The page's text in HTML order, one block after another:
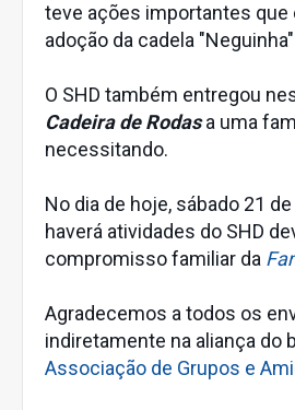
teve ações importantes que
adoção da cadela
O SHD também entregou
Cadeira de Rodasa uma
necessitando.
No dia de hoje, sábado 21
haverá atividades do SHD
compromisso familiar da
Agradecemos a todos os
indiretamente na aliança do
Associação de Grupos e